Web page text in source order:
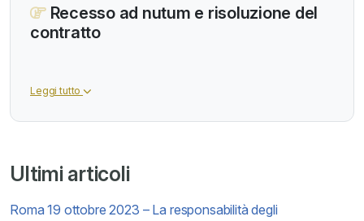
Ultimi articoli
Roma 19 ottobre 2023 – La responsabilità degli
Recesso ad nutum e risoluzione del
contratto
Leggi tutto